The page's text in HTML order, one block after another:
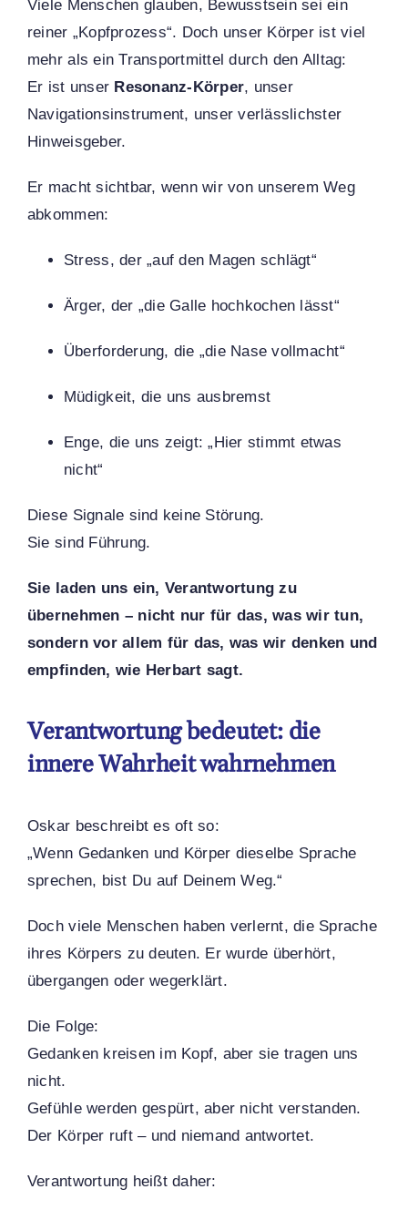
Viele Menschen glauben, Bewusstsein sei ein
reiner „Kopfprozess“. Doch unser Körper ist viel
mehr als ein Transportmittel durch den Alltag:
Er ist unser Resonanz-Körper, unser
Navigationsinstrument, unser verlässlichster
Hinweisgeber.
Er macht sichtbar, wenn wir von unserem Weg
abkommen:
Stress, der „auf den Magen schlägt“
Ärger, der „die Galle hochkochen lässt“
Überforderung, die „die Nase vollmacht“
Müdigkeit, die uns ausbremst
Enge, die uns zeigt: „Hier stimmt etwas
nicht“
Diese Signale sind keine Störung.
Sie sind Führung.
Sie laden uns ein, Verantwortung zu
übernehmen – nicht nur für das, was wir tun,
sondern vor allem für das, was wir denken und
empfinden, wie Herbart sagt.
Verantwortung bedeutet: die
innere Wahrheit wahrnehmen
Oskar beschreibt es oft so:
„Wenn Gedanken und Körper dieselbe Sprache
sprechen, bist Du auf Deinem Weg.“
Doch viele Menschen haben verlernt, die Sprache
ihres Körpers zu deuten. Er wurde überhört,
übergangen oder wegerklärt.
Die Folge:
Gedanken kreisen im Kopf, aber sie tragen uns
nicht.
Gefühle werden gespürt, aber nicht verstanden.
Der Körper ruft – und niemand antwortet.
Verantwortung heißt daher: